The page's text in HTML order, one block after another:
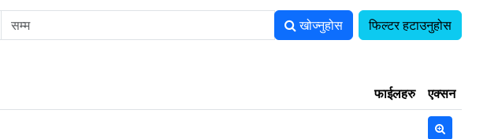
खोज्नुहोस फिल्टर हटाउनुहोस
फाईलहरु एक्सन